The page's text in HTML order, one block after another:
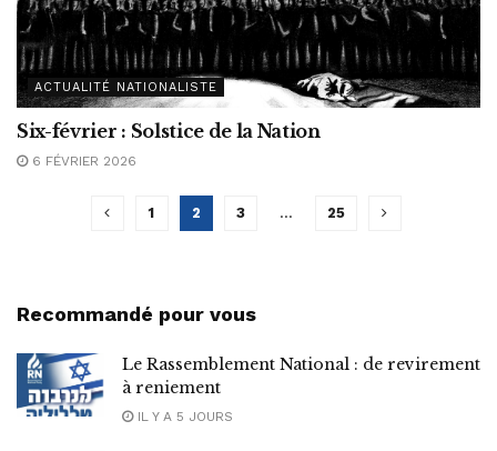
ACTUALITÉ NATIONALISTE
Six-février : Solstice de la Nation
6 FÉVRIER 2026
1 2 3 … 25
Recommandé pour vous
Le Rassemblement National : de revirement
à reniement
IL Y A 5 JOURS